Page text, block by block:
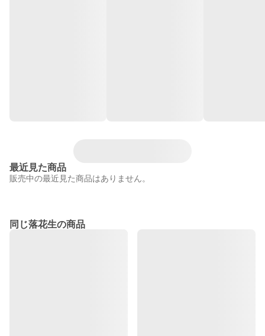
最近見た商品
販売中の最近見た商品はありません。
同じ落花生の商品